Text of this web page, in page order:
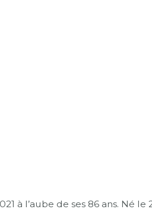
à l’aube de ses 86 ans. Né le